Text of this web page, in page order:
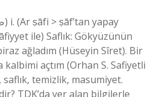
ile) Saflık: Gökyüzünün
ağladım (Hüseyin Sîret). Bir
kalbimi açtım (Orhan S. Safiyetli
temizlik, masumiyet.
TDK’da yer alan bilgilerle